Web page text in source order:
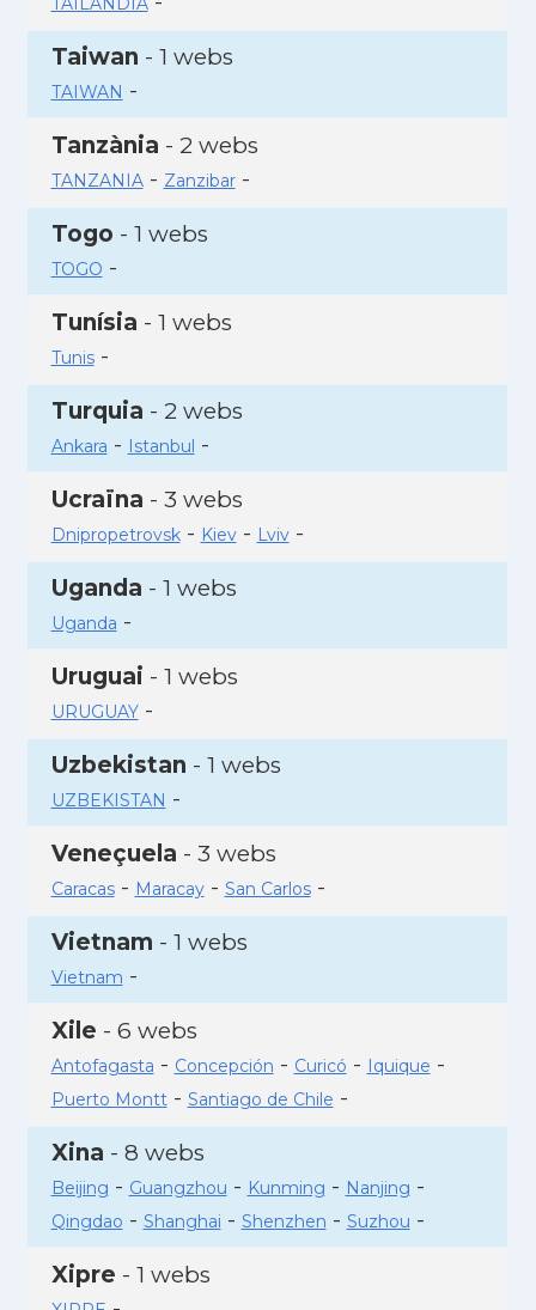
Taiwan - 1 webs
TAIWAN -
Tanzània - 2 webs
TANZANIA- Zanzibar-
Togo - 1 webs
TOGO -
Tunísia - 1 webs
Tunis-
Turquia - 2 webs
Ankara - Istanbul -
Ucraïna - 3 webs
Dnipropetrovsk- Kiev- Lviv-
Uganda - 1 webs
Uganda -
Uruguai - 1 webs
URUGUAY-
Uzbekistan - 1 webs
UZBEKISTAN -
Veneçuela - 3 webs
Caracas- Maracay- San Carlos-
Vietnam - 1 webs
Vietnam -
Xile - 6 webs
Antofagasta - Concepción - Curicó - Iquique -
Puerto Montt- Santiago de Chile -
Xina - 8 webs
Beijing - Guangzhou - Kunming - Nanjing -
Qingdao - Shanghai - Shenzhen - Suzhou -
Xipre - 1 webs